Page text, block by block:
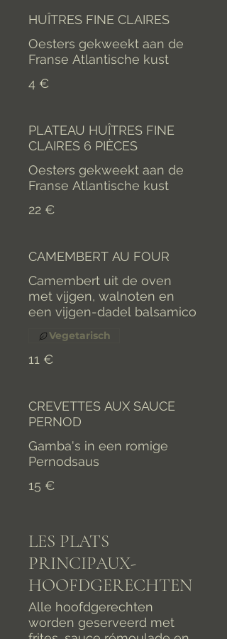
HUÎTRES FINE CLAIRES
Oesters gekweekt aan de
Franse Atlantische kust
4 €
PLATEAU HUÎTRES FINE
CLAIRES 6 PIÈCES
Oesters gekweekt aan de
Franse Atlantische kust
22 €
CAMEMBERT AU FOUR
Camembert uit de oven
met vijgen, walnoten en
een vijgen-dadel balsamico
11 €
Vegetarisch
CREVETTES AUX SAUCE
PERNOD
Gamba's in een romige
Pernodsaus
15 €
LES PLATS
PRINCIPAUX-
HOOFDGERECHTEN
Alle hoofdgerechten
worden geserveerd met